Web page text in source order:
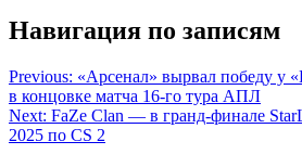
Навигация по записям
Previous: «Арсенал» вырвал победу у
в концовке матча 16-го тура АПЛ
Next: FaZe Clan — в гранд-финале
2025 по CS 2